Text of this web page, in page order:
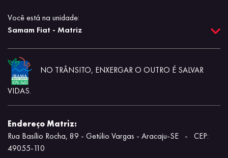
Você está na unidade:
Samam Fiat - Matriz
NO TRÂNSITO, ENXERGAR O OUTRO É SALVAR
VIDAS.
Endereço Matriz:
Rua Basílio Rocha, 89 - Getúlio Vargas - Aracaju-SE
-
CEP:
49055-110